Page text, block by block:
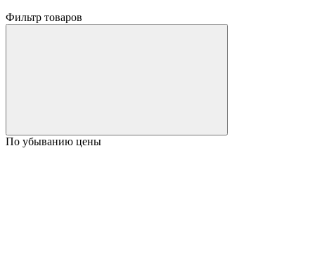
Фильтр товаров
По убыванию цены